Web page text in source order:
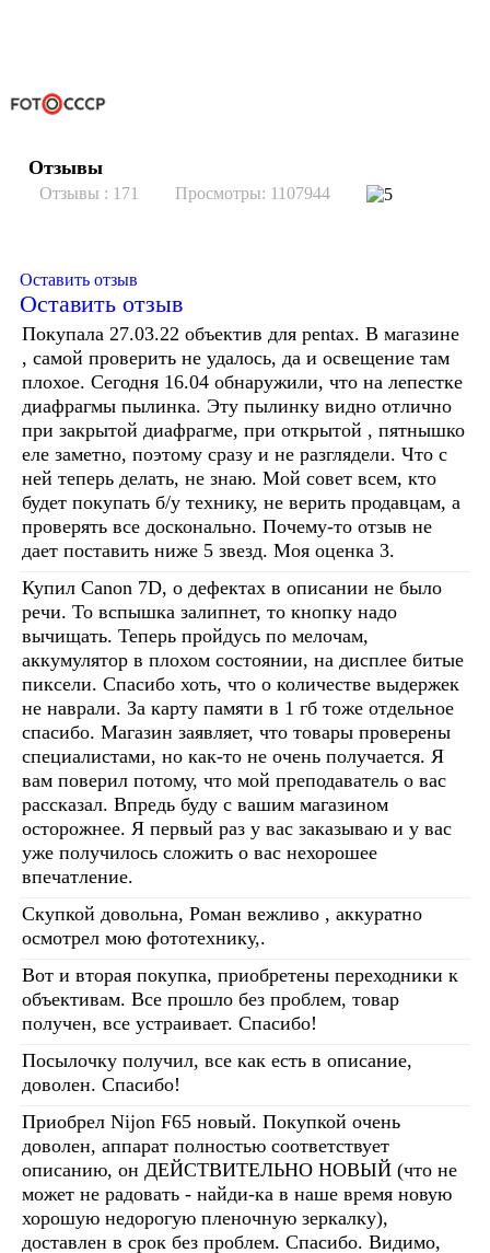
Отзывы
Отзывы : 171 Просмотры: 1107944
Оставить отзыв
Оставить отзыв
Покупала 27.03.22 объектив для pentax. В магазине
, самой проверить не удалось, да и освещение там
плохое. Сегодня 16.04 обнаружили, что на лепестке
диафрагмы пылинка. Эту пылинку видно отлично
при закрытой диафрагме, при открытой , пятнышко
еле заметно, поэтому сразу и не разглядели. Что с
ней теперь делать, не знаю. Мой совет всем, кто
будет покупать б/у технику, не верить продавцам, а
проверять все досконально. Почему-то отзыв не
дает поставить ниже 5 звезд. Моя оценка 3.
Купил Canon 7D, о дефектах в описании не было
речи. То вспышка залипнет, то кнопку надо
вычищать. Теперь пройдусь по мелочам,
аккумулятор в плохом состоянии, на дисплее битые
пиксели. Спасибо хоть, что о количестве выдержек
не наврали. За карту памяти в 1 гб тоже отдельное
спасибо. Магазин заявляет, что товары проверены
специалистами, но как-то не очень получается. Я
вам поверил потому, что мой преподаватель о вас
рассказал. Впредь буду с вашим магазином
осторожнее. Я первый раз у вас заказываю и у вас
уже получилось сложить о вас нехорошее
впечатление.
Скупкой довольна, Роман вежливо , аккуратно
осмотрел мою фототехнику,.
Вот и вторая покупка, приобретены переходники к
объективам. Все прошло без проблем, товар
получен, все устраивает. Спасибо!
Посылочку получил, все как есть в описание,
доволен. Спасибо!
Приобрел Nijon F65 новый. Покупкой очень
доволен, аппарат полностью соответствует
описанию, он ДЕЙСТВИТЕЛЬНО НОВЫЙ (что не
может не радовать - найди-ка в наше время новую
хорошую недорогую пленочную зеркалку),
доставлен в срок без проблем. Спасибо. Видимо,